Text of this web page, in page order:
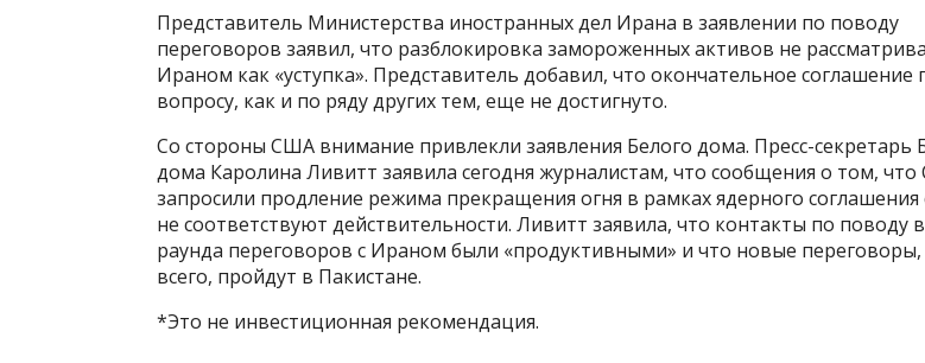
Представитель Министерства иностранных дел Ирана в заявлении по поводу
переговоров заявил, что разблокировка замороженных активов не
Ираном как «уступка». Представитель добавил, что окончательное соглашение
вопросу, как и по ряду других тем, еще не достигнуто.
Со стороны США внимание привлекли заявления Белого дома. Пресс-секретарь
дома Каролина Ливитт заявила сегодня журналистам, что сообщения о том,
запросили продление режима прекращения огня в рамках ядерного
не соответствуют действительности. Ливитт заявила, что контакты по поводу
раунда переговоров с Ираном были «продуктивными» и что новые переговоры,
всего, пройдут в Пакистане.
*Это не инвестиционная рекомендация.